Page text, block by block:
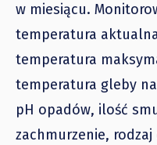
w miesiącu.
temperatura
temperatura
temperatura gleby
pH opadów, ilość
zachmurzenie,